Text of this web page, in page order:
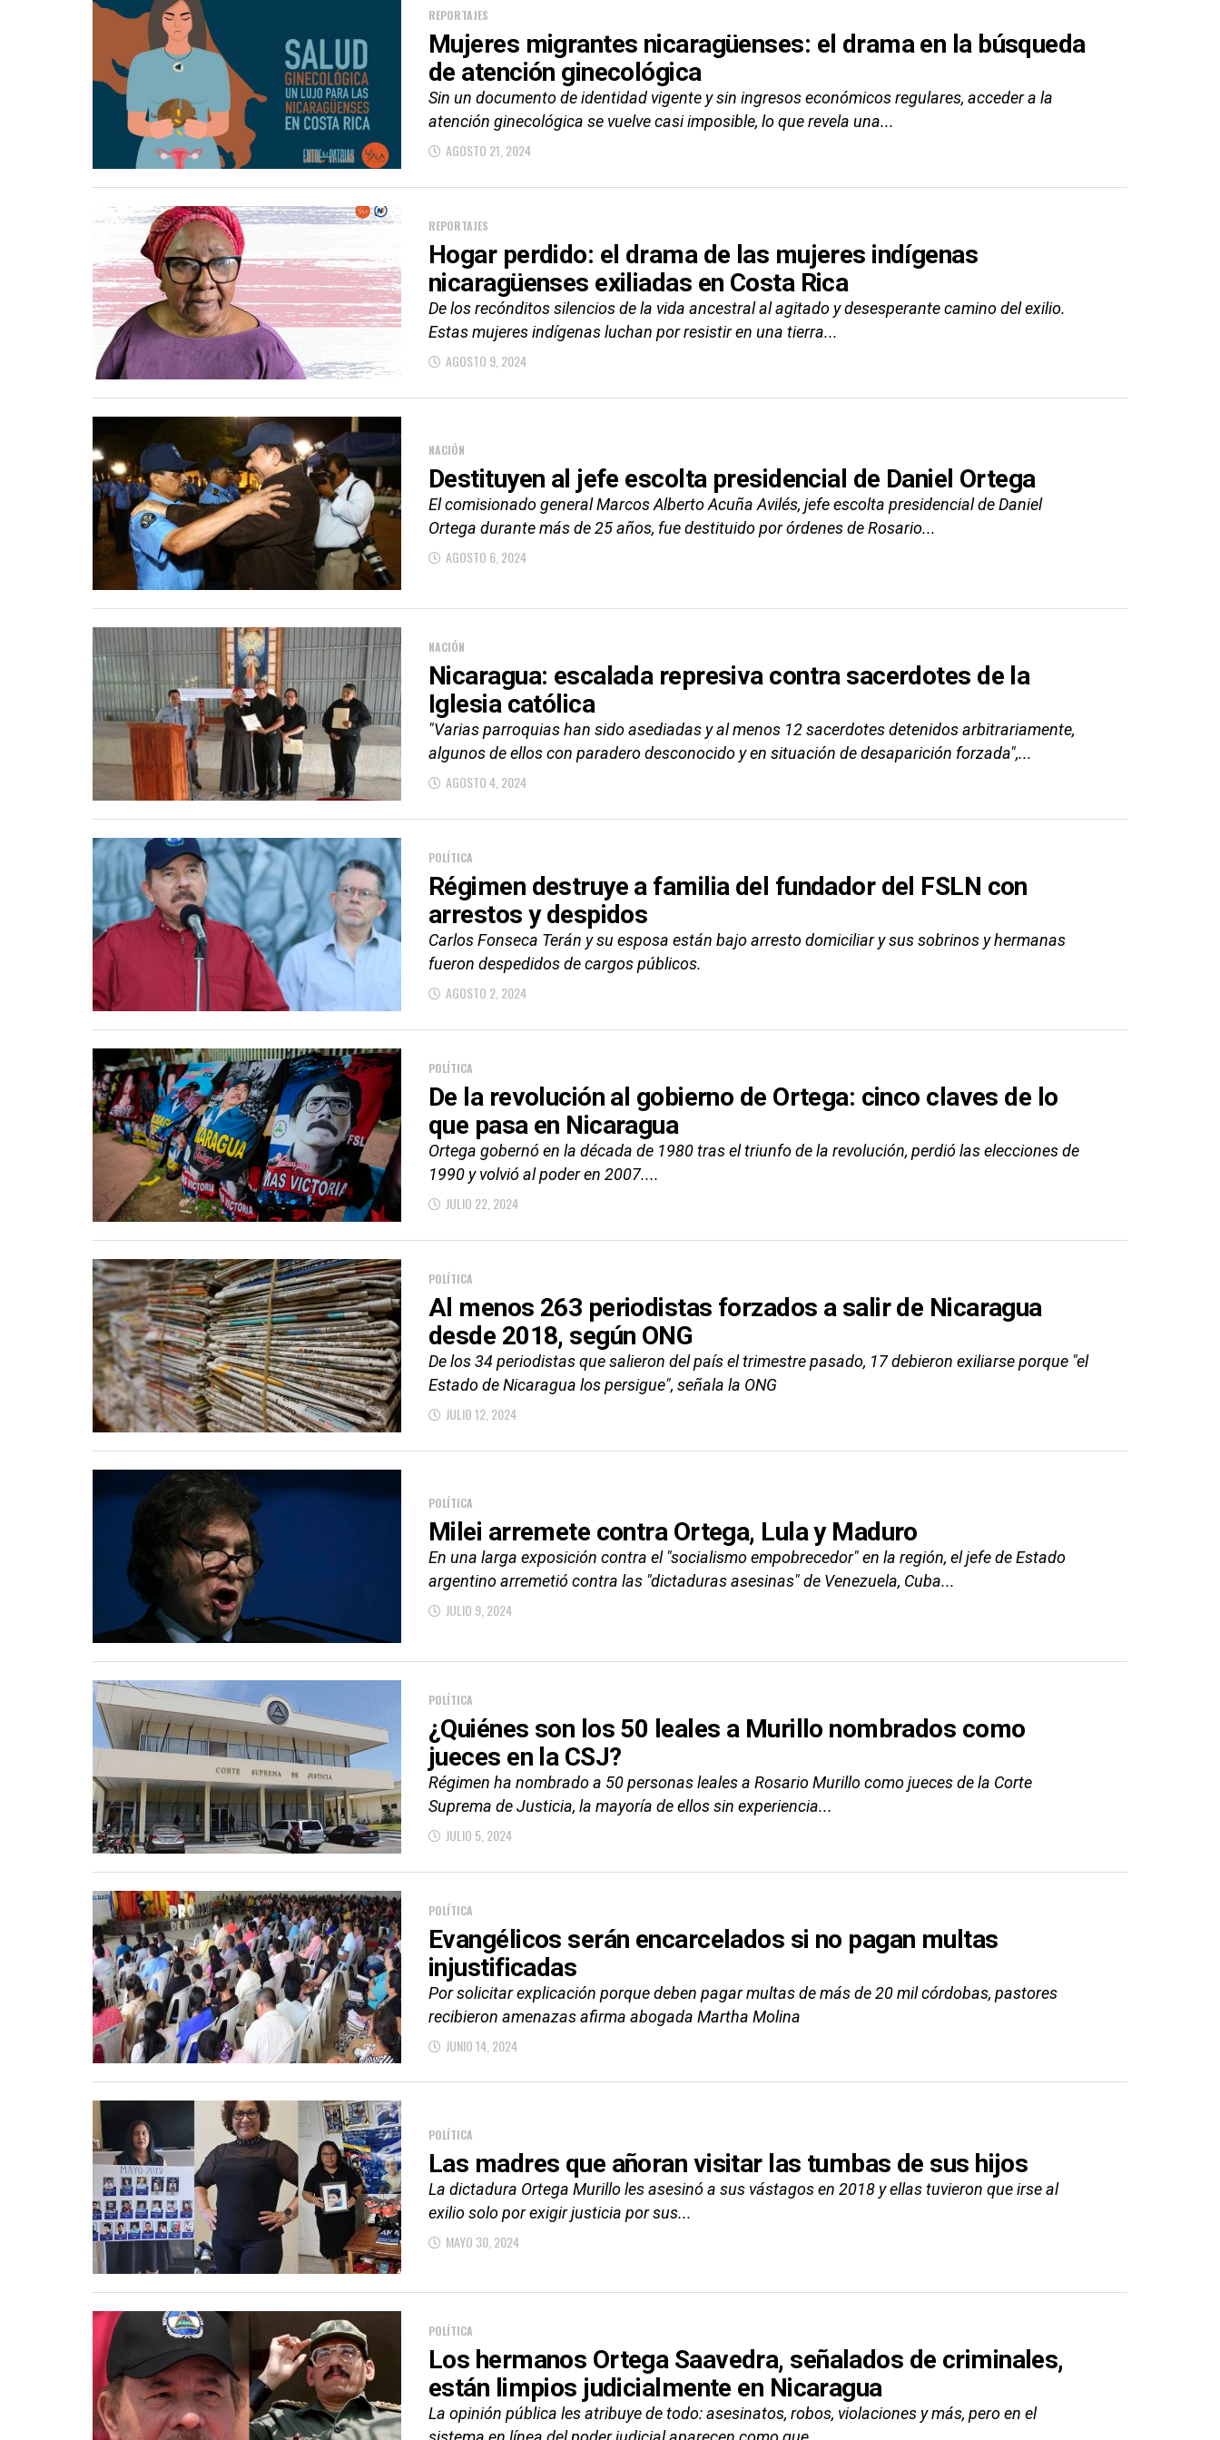
REPORTAJES
Mujeres migrantes nicaragüenses: el drama en la búsqueda
de atención ginecológica
Sin un documento de identidad vigente y sin ingresos económicos regulares, acceder a la
atención ginecológica se vuelve casi imposible, lo que revela una...
AGOSTO 21, 2024
REPORTAJES
Hogar perdido: el drama de las mujeres indígenas
nicaragüenses exiliadas en Costa Rica
De los recónditos silencios de la vida ancestral al agitado y desesperante camino del exilio.
Estas mujeres indígenas luchan por resistir en una tierra...
AGOSTO 9, 2024
NACIÓN
Destituyen al jefe escolta presidencial de Daniel Ortega
El comisionado general Marcos Alberto Acuña Avilés, jefe escolta presidencial de Daniel
Ortega durante más de 25 años, fue destituido por órdenes de Rosario...
AGOSTO 6, 2024
NACIÓN
Nicaragua: escalada represiva contra sacerdotes de la
Iglesia católica
"Varias parroquias han sido asediadas y al menos 12 sacerdotes detenidos arbitrariamente,
algunos de ellos con paradero desconocido y en situación de desaparición forzada",...
AGOSTO 4, 2024
POLÍTICA
Régimen destruye a familia del fundador del FSLN con
arrestos y despidos
Carlos Fonseca Terán y su esposa están bajo arresto domiciliar y sus sobrinos y hermanas
fueron despedidos de cargos públicos.
AGOSTO 2, 2024
POLÍTICA
De la revolución al gobierno de Ortega: cinco claves de lo
que pasa en Nicaragua
Ortega gobernó en la década de 1980 tras el triunfo de la revolución, perdió las elecciones de
1990 y volvió al poder en 2007....
JULIO 22, 2024
POLÍTICA
Al menos 263 periodistas forzados a salir de Nicaragua
desde 2018, según ONG
De los 34 periodistas que salieron del país el trimestre pasado, 17 debieron exiliarse porque "el
Estado de Nicaragua los persigue", señala la ONG
JULIO 12, 2024
POLÍTICA
Milei arremete contra Ortega, Lula y Maduro
En una larga exposición contra el "socialismo empobrecedor" en la región, el jefe de Estado
argentino arremetió contra las "dictaduras asesinas" de Venezuela, Cuba...
JULIO 9, 2024
POLÍTICA
¿Quiénes son los 50 leales a Murillo nombrados como
jueces en la CSJ?
Régimen ha nombrado a 50 personas leales a Rosario Murillo como jueces de la Corte
Suprema de Justicia, la mayoría de ellos sin experiencia...
JULIO 5, 2024
POLÍTICA
Evangélicos serán encarcelados si no pagan multas
injustificadas
Por solicitar explicación porque deben pagar multas de más de 20 mil córdobas, pastores
recibieron amenazas afirma abogada Martha Molina
JUNIO 14, 2024
POLÍTICA
Las madres que añoran visitar las tumbas de sus hijos
La dictadura Ortega Murillo les asesinó a sus vástagos en 2018 y ellas tuvieron que irse al
exilio solo por exigir justicia por sus...
MAYO 30, 2024
POLÍTICA
Los hermanos Ortega Saavedra, señalados de criminales,
están limpios judicialmente en Nicaragua
La opinión pública les atribuye de todo: asesinatos, robos, violaciones y más, pero en el